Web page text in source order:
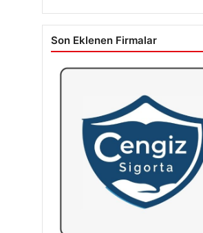
Son Eklenen Firmalar